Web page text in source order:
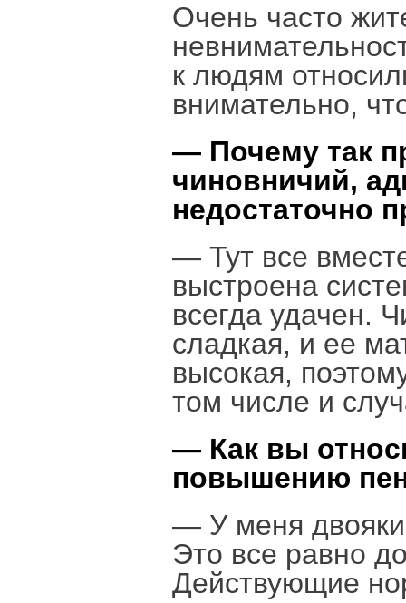
Очень часто
к людям
внимательно,
— Почему так
чиновничий,
недостаточно
— Тут все
выстроена
всегда удачен.
сладкая, и ее
высокая,
том числе и
— Как вы
повышению
— У меня
Это все равно
Действующие